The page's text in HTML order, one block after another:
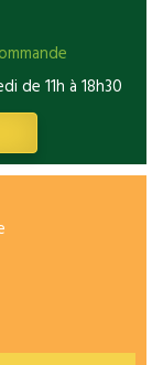
de 11h à 18h30